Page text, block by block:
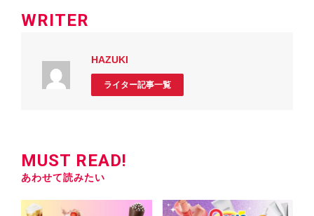
WRITER
HAZUKI
ライター記事一覧
MUST READ!
あわせて読みたい